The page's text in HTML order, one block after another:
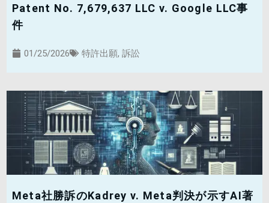
Patent No. 7,679,637 LLC v. Google LLC事
件
01/25/2026 特許出願, 訴訟
Meta社勝訴のKadrey v. Meta判決が示すAI著